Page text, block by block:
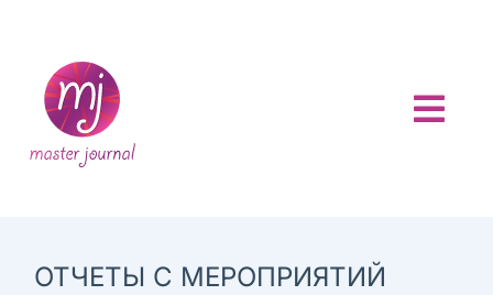
content
ОТЧЕТЫ С МЕРОПРИЯТИЙ